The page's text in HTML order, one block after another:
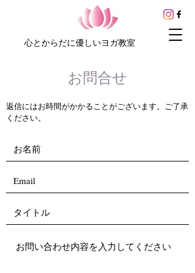
心とからだに優しいヨガ教室
返信にはお時間がかかることがございます。ご了承
ください。
お問合せ